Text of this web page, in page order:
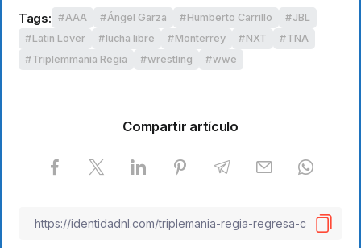
Tags: AAA Ángel Garza Humberto Carrillo
JBL
Latin Lover
lucha libre Monterrey NXT
TNA
Triplemmania Regia
wrestling wwe
Compartir artículo